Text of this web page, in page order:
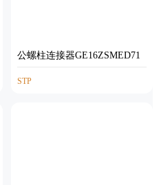
公螺柱连接器GE16ZSMED71
STP